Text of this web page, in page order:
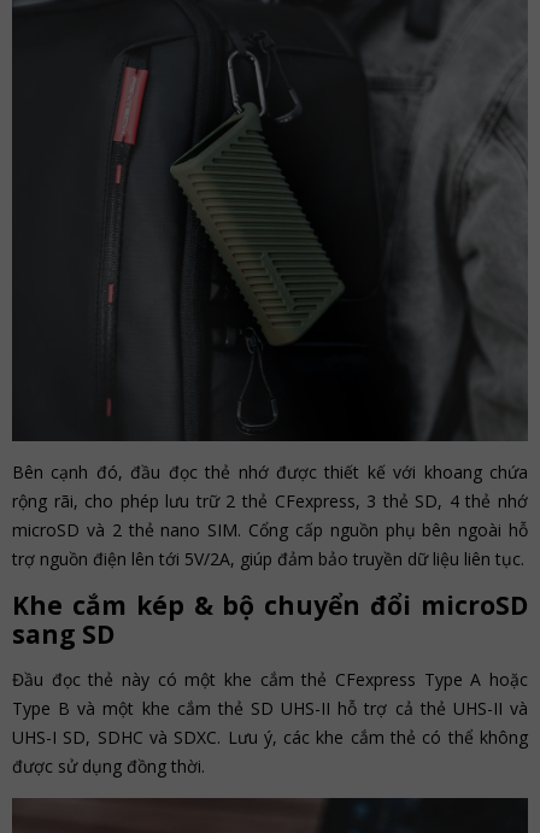
Bên cạnh đó, đầu đọc thẻ nhớ được thiết kế với khoang chứa
rộng rãi, cho phép lưu trữ 2 thẻ CFexpress, 3 thẻ SD, 4 thẻ nhớ
microSD và 2 thẻ nano SIM. Cổng cấp nguồn phụ bên ngoài hỗ
trợ nguồn điện lên tới 5V/2A, giúp đảm bảo truyền dữ liệu liên tục.
Khe cắm kép & bộ chuyển đổi microSD
sang SD
Đầu đọc thẻ này có một khe cắm thẻ CFexpress Type A hoặc
Type B và một khe cắm thẻ SD UHS-II hỗ trợ cả thẻ UHS-II và
UHS-I SD, SDHC và SDXC. Lưu ý, các khe cắm thẻ có thể không
được sử dụng đồng thời.